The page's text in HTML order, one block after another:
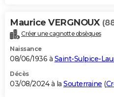
Maurice VERGNOUX
Créer une cagnotte obsèques
Naissance
08/06/1936 à Saint-Sulpice-
Décès
03/08/2024 à la Souterraine (